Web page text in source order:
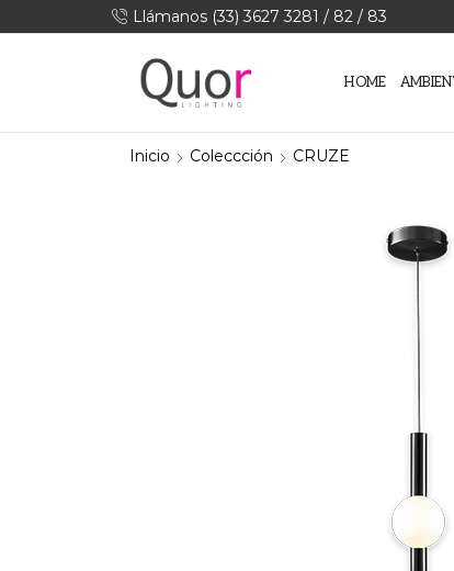
Llámanos (33) 3627 3281 / 82 / 83
HOME
Inicio Coleccción CRUZE